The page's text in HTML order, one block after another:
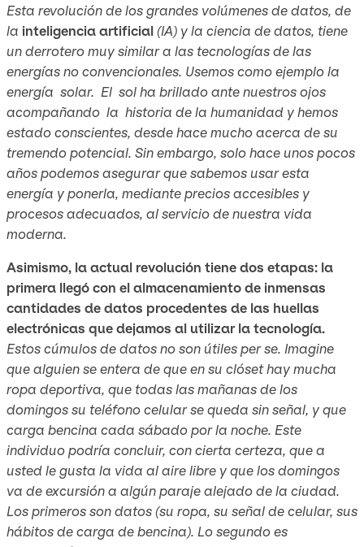
Esta revolución de los grandes volúmenes de datos, de
la inteligencia artificial(IA) y la ciencia de datos, tiene
un derrotero muy similar a las tecnologías de las
energías no convencionales. Usemos como ejemplo la
energía solar. El sol ha brillado ante nuestros ojos
acompañando la historia de la humanidad y hemos
estado conscientes, desde hace mucho acerca de su
tremendo potencial. Sin embargo, solo hace unos pocos
años podemos asegurar que sabemos usar esta
energía y ponerla, mediante precios accesibles y
procesos adecuados, al servicio de nuestra vida
moderna.
Asimismo, la actual revolución tiene dos etapas: la
primera llegó con el almacenamiento de inmensas
cantidades de datos procedentes de las huellas
electrónicas que dejamos al utilizar la tecnología.
Estos cúmulos de datos no son útilesper se. Imagine
que alguien se entera de que en su clóset hay mucha
ropa deportiva, que todas las mañanas de los
domingos su teléfono celular se queda sin señal, y que
carga bencina cada sábado por la noche. Este
individuo podría concluir, con cierta certeza, que a
usted le gusta la vida al aire libre y que los domingos
va de excursión a algún paraje alejado de la ciudad.
Los primeros son datos (su ropa, su señal de celular, sus
hábitos de carga de bencina). Lo segundo es